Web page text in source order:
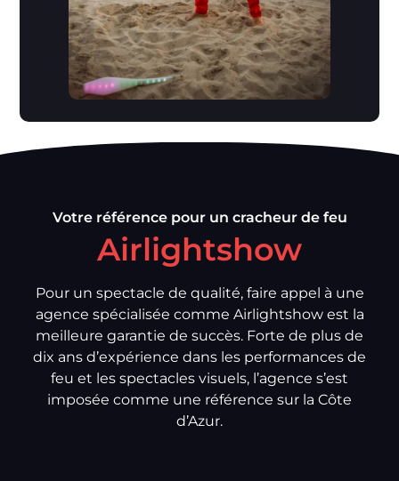
Votre référence pour un cracheur de feu
Airlightshow
Pour un spectacle de qualité, faire appel à une
agence spécialisée comme Airlightshow est la
meilleure garantie de succès. Forte de plus de
dix ans d’expérience dans les performances de
feu et les spectacles visuels, l’agence s’est
imposée comme une référence sur la Côte
d’Azur.